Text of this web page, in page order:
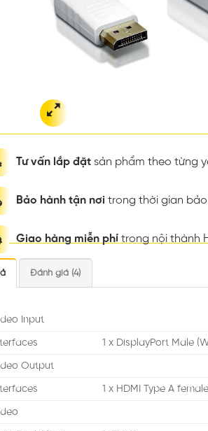
Tư vấn lắp đặt sản phẩm theo từng
Bảo hành tận nơi trong thời gian
Giao hàng miễn phí trong nội thành
Đánh giá (4)
Input
1 x DisplayPort Male
Output
1 x HDMI Type A